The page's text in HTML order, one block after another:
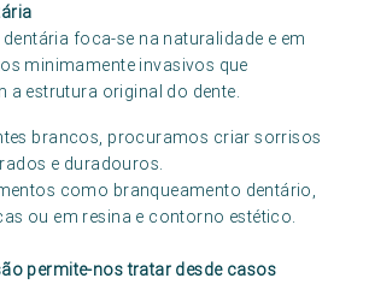
foca-se na naturalidade e em
minimamente invasivos que
a estrutura original do dente.
brancos, procuramos criar sorrisos
e duradouros.
como branqueamento dentário,
ou em resina e contorno estético.
permite-nos tratar desde casos